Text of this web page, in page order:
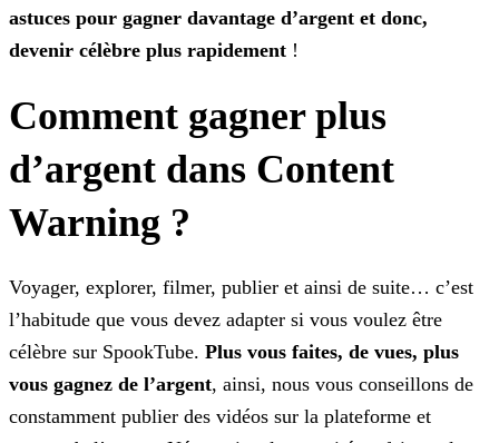
astuces pour gagner davantage d’argent et donc,
devenir célèbre plus rapidement !
Comment gagner plus
d’argent dans Content
Warning ?
Voyager, explorer, filmer, publier et ainsi de suite… c’est
l’habitude que vous devez adapter si vous voulez être
célèbre sur SpookTube. Plus vous faites, de vues, plus
vous gagnez de l’argent, ainsi, nous vous conseillons de
constamment publier des vidéos sur la plateforme et